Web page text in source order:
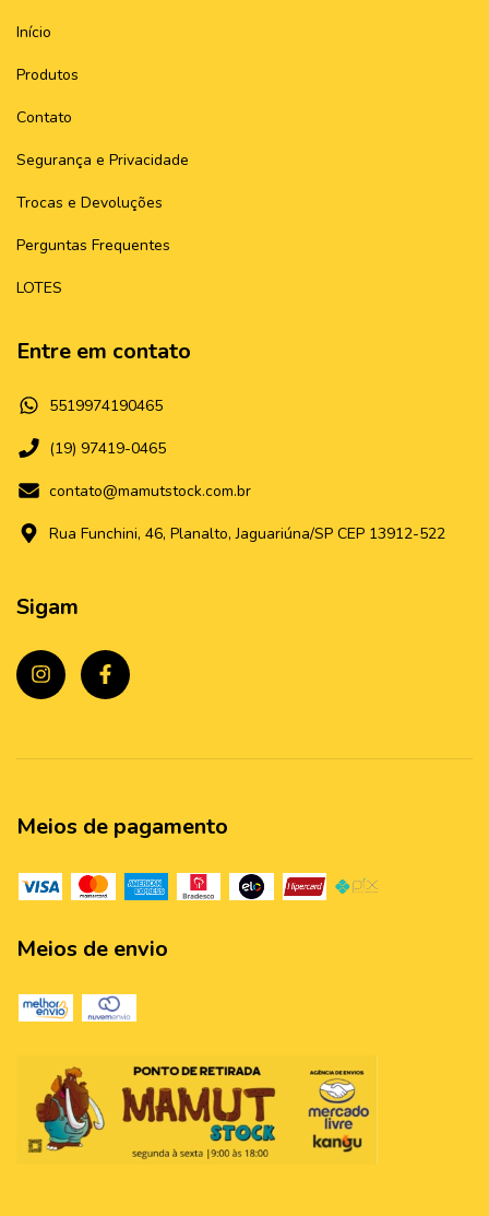
Início
Produtos
Contato
Segurança e Privacidade
Trocas e Devoluções
Perguntas Frequentes
LOTES
Entre em contato
5519974190465
(19) 97419-0465
contato@mamutstock.com.br
Rua Funchini, 46, Planalto, Jaguariúna/SP CEP 13912-522
Sigam
Meios de pagamento
Meios de envio